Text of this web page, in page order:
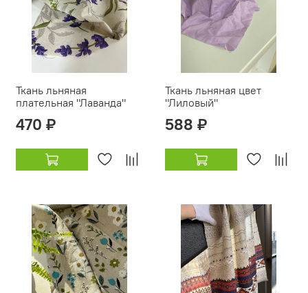
Ткань льняная
плательная "Лаванда"
470 ₽
Ткань льняная цвет
"Лиловый"
588 ₽